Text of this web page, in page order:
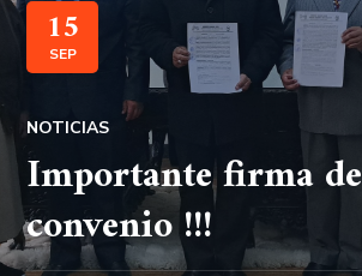
15
SEP
NOTICIAS
Importante firma de
convenio !!!